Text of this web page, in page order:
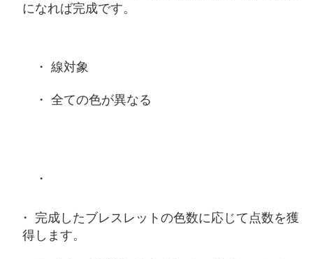
になれば完成です。
線対象
全ての色が異なる
完成したブレスレットの色数に応じて点数を獲
得します。